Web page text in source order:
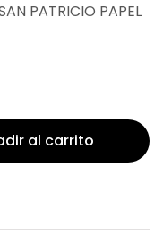
PATRICIO PAPEL
al carrito